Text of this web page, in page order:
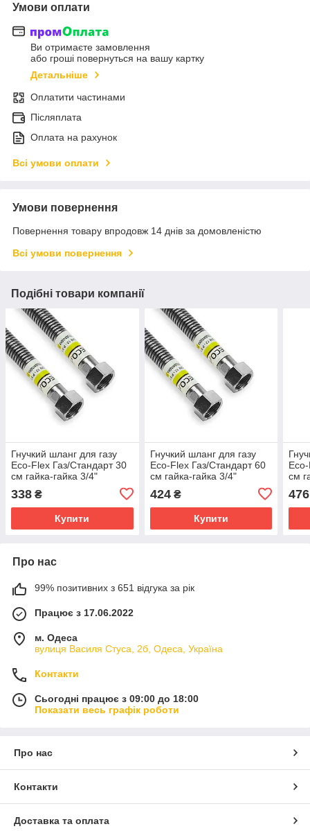
Умови оплати
Ви отримаєте замовлення
або гроші повернуться на вашу картку
Детальніше
Оплатити частинами
Післяплата
Оплата на рахунок
Всі умови оплати
Умови повернення
Повернення товару впродовж 14 днів за домовленістю
Всі умови повернення
Подібні товари компанії
Гнучкий шланг для газу
Eco-Flex Газ/Стандарт 30
см гайка-гайка 3/4"
338 ₴
Купити
Гнучкий шланг для газу
Eco-Flex Газ/Стандарт 60
см гайка-гайка 3/4"
424₴
Купити
см
476
Про нас
99% позитивних з 651 відгука за рік
Працює з 17.06.2022
м. Одеса
вулиця Василя Стуса, 2б, Одеса, Україна
Контакти
Сьогодні працює з 09:00 до 18:00
Показати весь графік роботи
Про нас
Контакти
Доставка та оплата